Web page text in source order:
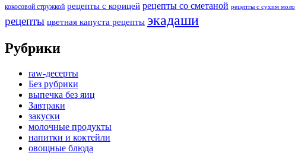
кокосовой стружкой рецепты с корицей рецепты со сметаной рецепты с сухим
рецепты цветная капуста рецепты экадаши
Рубрики
raw-десерты
Без рубрики
выпечка без яиц
Завтраки
закуски
молочные продукты
напитки и коктейли
овощные блюда